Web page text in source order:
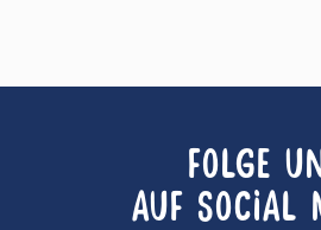
FOLGE
AUF SOCIAL